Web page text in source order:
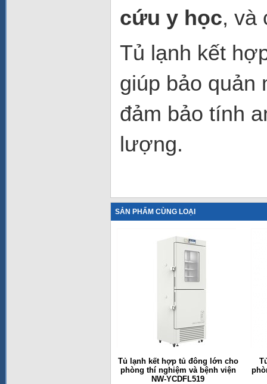
cứu y học, và
Tủ lạnh kết
giúp bảo quản
đảm bảo tính
lượng.
SẢN PHẨM CÙNG LOẠI
Tủ lạnh kết hợp tủ đông lớn cho
phòng thí nghiệm và bệnh viện
NW-YCDFL519